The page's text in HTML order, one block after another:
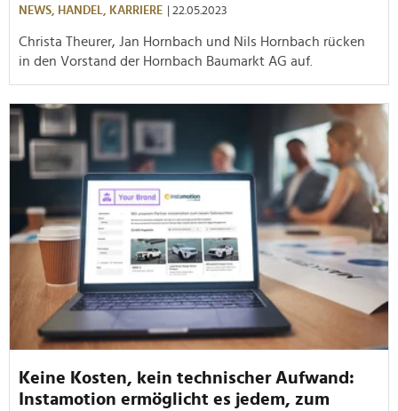
NEWS, HANDEL, KARRIERE | 22.05.2023
Christa Theurer, Jan Hornbach und Nils Hornbach rücken
in den Vorstand der Hornbach Baumarkt AG auf.
Keine Kosten, kein technischer Aufwand:
Instamotion ermöglicht es jedem, zum